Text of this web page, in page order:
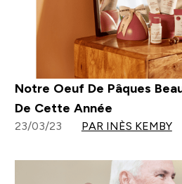
Notre Oeuf De Pâques
De Cette Année
23/03/23 PAR INÈS KEMBY